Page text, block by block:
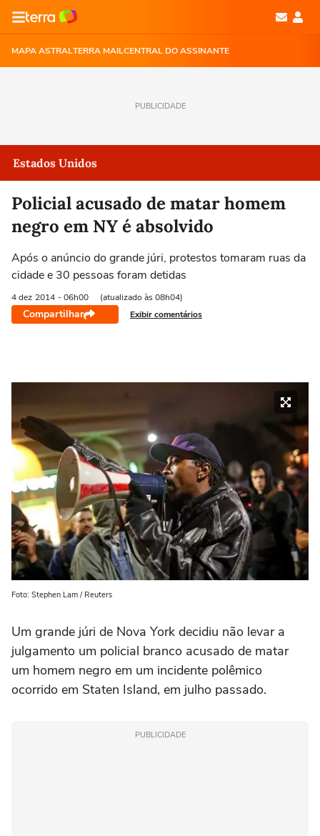
MAPA ASTRALTERRA MAILCENTRAL DO ASSINANTE
PUBLICIDADE
Estados Unidos
Policial acusado de matar homem
negro em NY é absolvido
Após o anúncio do grande júri, protestos tomaram ruas da
cidade e 30 pessoas foram detidas
4 dez 2014 - 06h00 (atualizado às 08h04)
Compartilhar Exibir comentários
Foto: Stephen Lam / Reuters
Um grande júri de Nova York decidiu não levar a
julgamento um policial branco acusado de matar
um homem negro em um incidente polêmico
ocorrido em Staten Island, em julho passado.
PUBLICIDADE